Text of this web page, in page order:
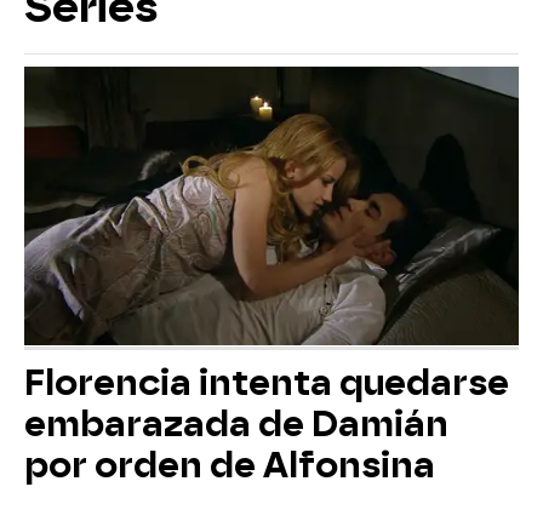
Florencia intenta quedarse
embarazada de Damián
por orden de Alfonsina